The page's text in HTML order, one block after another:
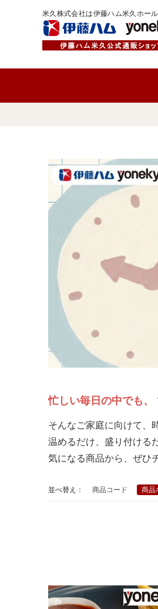
米久株式会社は伊藤ハム米久ホー
忙しい毎日の中でも、
そんなご家庭に向けて、
温めるだけ、盛り付ける
気になる商品から、ぜひ
並べ替え： 商品コード 商品